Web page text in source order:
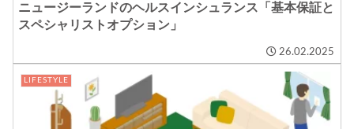
ニュージーランドのヘルスインシュランス「基本保証と
スペシャリストオプション」
26.02.2025
LIFESTYLE